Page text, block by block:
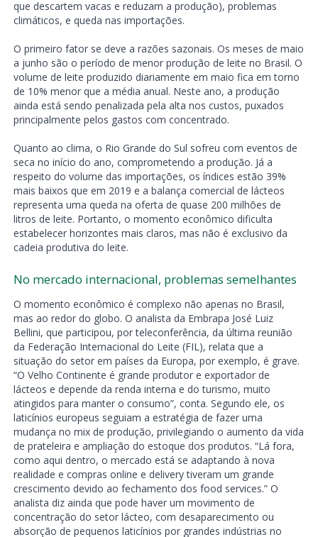
que descartem vacas e reduzam a produção), problemas
climáticos, e queda nas importações.
O primeiro fator se deve a razões sazonais. Os meses de maio
a junho são o período de menor produção de leite no Brasil. O
volume de leite produzido diariamente em maio fica em torno
de 10% menor que a média anual. Neste ano, a produção
ainda está sendo penalizada pela alta nos custos, puxados
principalmente pelos gastos com concentrado.
Quanto ao clima, o Rio Grande do Sul sofreu com eventos de
seca no início do ano, comprometendo a produção. Já a
respeito do volume das importações, os índices estão 39%
mais baixos que em 2019 e a balança comercial de lácteos
representa uma queda na oferta de quase 200 milhões de
litros de leite. Portanto, o momento econômico dificulta
estabelecer horizontes mais claros, mas não é exclusivo da
cadeia produtiva do leite.
No mercado internacional, problemas semelhantes
O momento econômico é complexo não apenas no Brasil,
mas ao redor do globo. O analista da Embrapa José Luiz
Bellini, que participou, por teleconferência, da última reunião
da Federação Internacional do Leite (FIL), relata que a
situação do setor em países da Europa, por exemplo, é grave.
“O Velho Continente é grande produtor e exportador de
lácteos e depende da renda interna e do turismo, muito
atingidos para manter o consumo”, conta. Segundo ele, os
laticínios europeus seguiam a estratégia de fazer uma
mudança no mix de produção, privilegiando o aumento da vida
de prateleira e ampliação do estoque dos produtos. “Lá fora,
como aqui dentro, o mercado está se adaptando à nova
realidade e compras online e delivery tiveram um grande
crescimento devido ao fechamento dos food services.” O
analista diz ainda que pode haver um movimento de
concentração do setor lácteo, com desaparecimento ou
absorção de pequenos laticínios por grandes indústrias no